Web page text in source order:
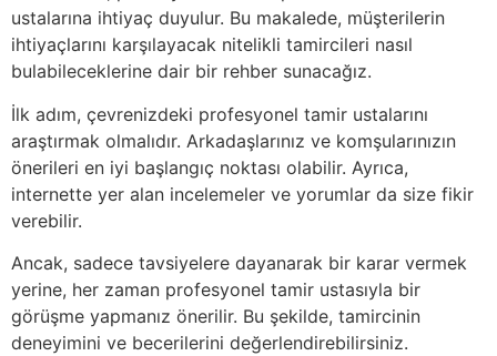
ustalarına ihtiyaç duyulur. Bu makalede, müşterilerin
ihtiyaçlarını karşılayacak nitelikli tamircileri nasıl
bulabileceklerine dair bir rehber sunacağız.
İlk adım, çevrenizdeki profesyonel tamir ustalarını
araştırmak olmalıdır. Arkadaşlarınız ve komşularınızın
önerileri en iyi başlangıç noktası olabilir. Ayrıca,
internette yer alan incelemeler ve yorumlar da size fikir
verebilir.
Ancak, sadece tavsiyelere dayanarak bir karar vermek
yerine, her zaman profesyonel tamir ustasıyla bir
görüşme yapmanız önerilir. Bu şekilde, tamircinin
deneyimini ve becerilerini değerlendirebilirsiniz.